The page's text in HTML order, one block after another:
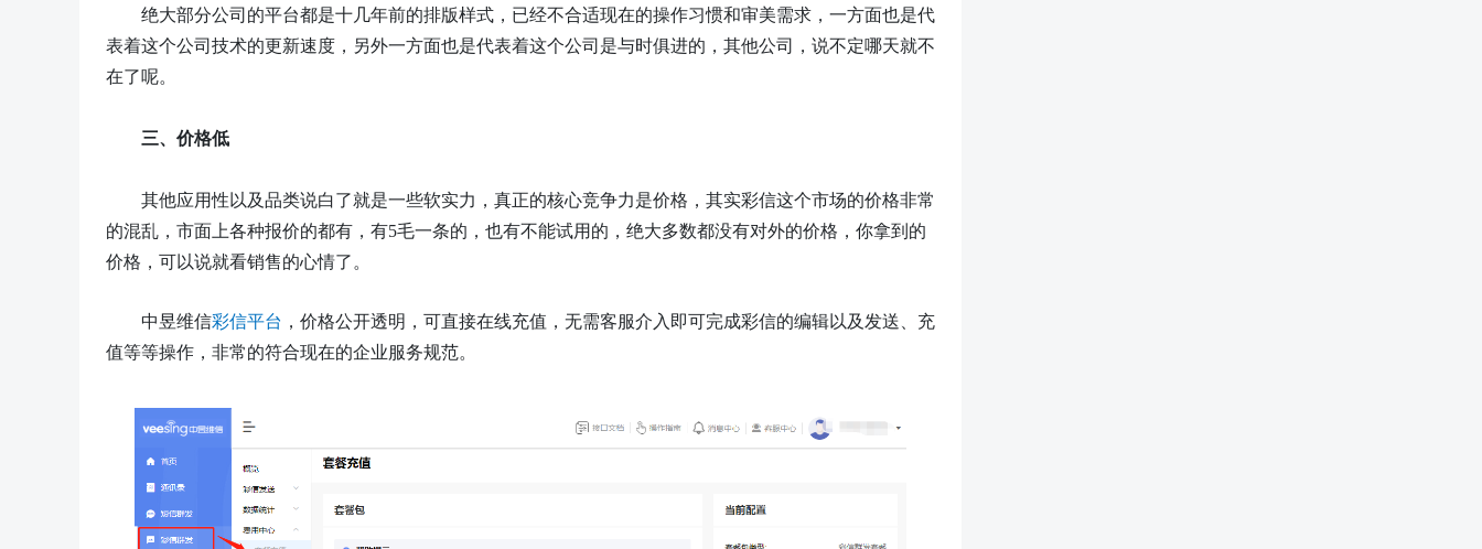
绝大部分公司的平台都是十几年前的排版样式，已经不合适现在的操作习惯和审美需求，一方面也是代
表着这个公司技术的更新速度，另外一方面也是代表着这个公司是与时俱进的，其他公司，说不定哪天就不
在了呢。
三、价格低
其他应用性以及品类说白了就是一些软实力，真正的核心竞争力是价格，其实彩信这个市场的价格非常
的混乱，市面上各种报价的都有，有5毛一条的，也有不能试用的，绝大多数都没有对外的价格，你拿到的
价格，可以说就看销售的心情了。
中昱维信彩信平台 ，价格公开透明，可直接在线充值，无需客服介入即可完成彩信的编辑以及发送、充
值等等操作，非常的符合现在的企业服务规范。